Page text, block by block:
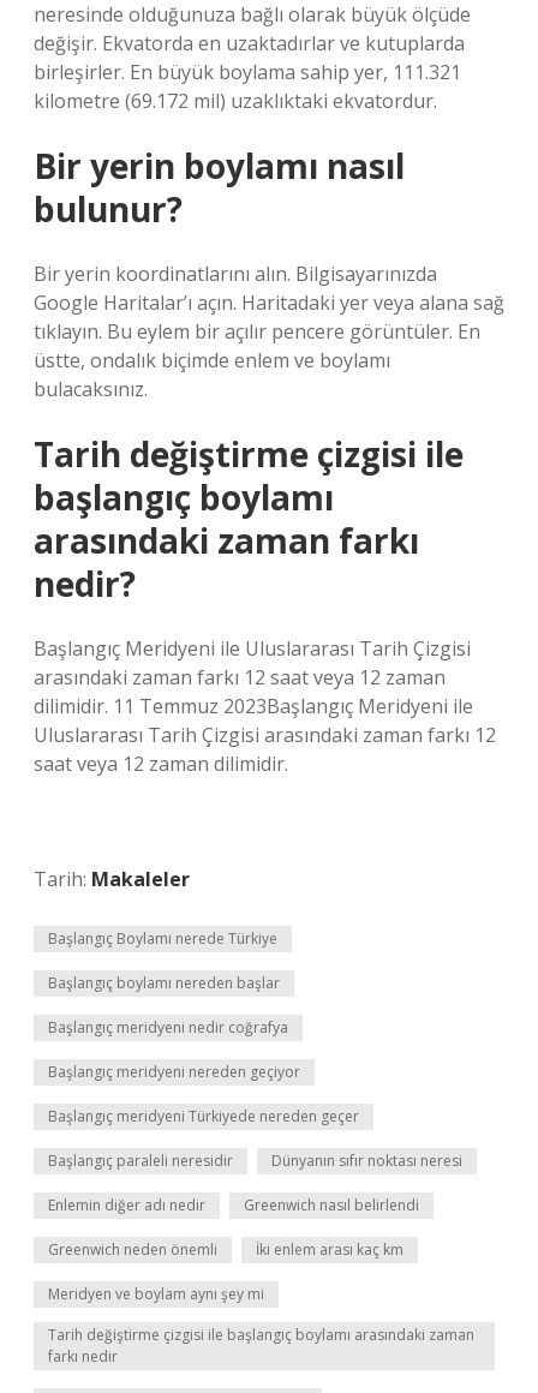
neresinde olduğunuza bağlı olarak büyük ölçüde
değişir. Ekvatorda en uzaktadırlar ve kutuplarda
birleşirler. En büyük boylama sahip yer, 111.321
kilometre (69.172 mil) uzaklıktaki ekvatordur.
Bir yerin boylamı nasıl
bulunur?
Bir yerin koordinatlarını alın. Bilgisayarınızda
Google Haritalar’ı açın. Haritadaki yer veya alana sağ
tıklayın. Bu eylem bir açılır pencere görüntüler. En
üstte, ondalık biçimde enlem ve boylamı
bulacaksınız.
Tarih değiştirme çizgisi ile
başlangıç boylamı
arasındaki zaman farkı
nedir?
Başlangıç ​​Meridyeni ile Uluslararası Tarih Çizgisi
arasındaki zaman farkı 12 saat veya 12 zaman
dilimidir. 11 Temmuz 2023Başlangıç ​​Meridyeni ile
Uluslararası Tarih Çizgisi arasındaki zaman farkı 12
saat veya 12 zaman dilimidir.
Tarih: Makaleler
Başlangıç Boylamı nerede Türkiye
Başlangıç boylamı nereden başlar
Başlangıç meridyeni nedir coğrafya
Başlangıç meridyeni nereden geçiyor
Başlangıç meridyeni Türkiyede nereden geçer
Başlangıç paraleli neresidir Dünyanın sıfır noktası neresi
Enlemin diğer adı nedir Greenwich nasıl belirlendi
Greenwich neden önemli İki enlem arası kaç km
Meridyen ve boylam aynı şey mi
Tarih değiştirme çizgisi ile başlangıç boylamı arasındaki zaman
farkı nedir